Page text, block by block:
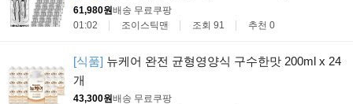
61,980원배송 무료쿠팡
01:02
조이스틱맨 조회 91 추천 0
[식품] 뉴케어 완전 균형영양식 구수한맛 200ml x 24
개
43,300원배송 무료쿠팡